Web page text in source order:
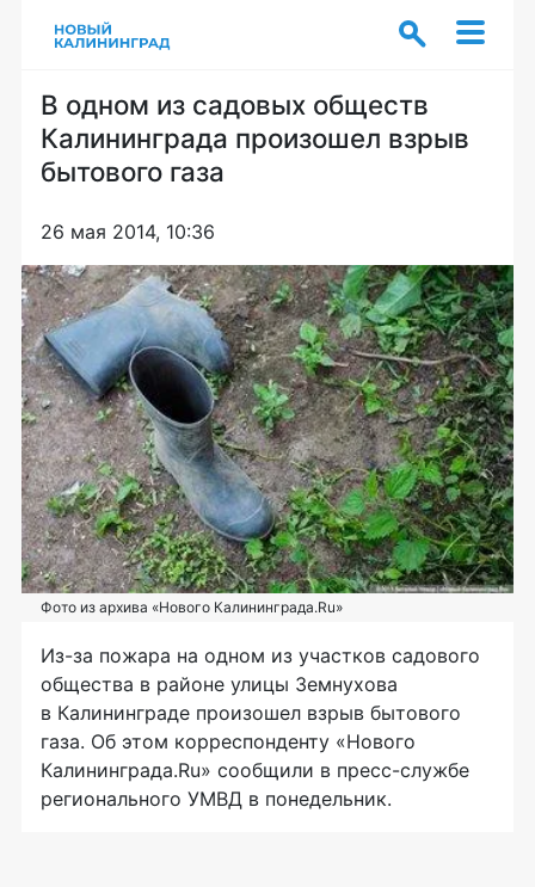
В одном из садовых обществ
Калининграда произошел взрыв
бытового газа
26 мая 2014, 10:36
Фото из архива «Нового Калининграда.Ru»
Из-за пожара на одном из участков садового
общества в районе улицы Земнухова
в Калининграде произошел взрыв бытового
газа. Об этом корреспонденту «Нового
Калининграда.Ru» сообщили в пресс-службе
регионального УМВД в понедельник.